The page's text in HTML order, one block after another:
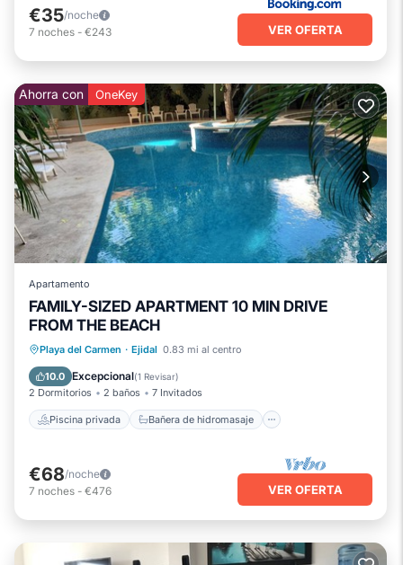
€35/noche
7 noches - €243 VER OFERTA
Ahorra con OneKey
Apartamento
FAMILY-SIZED APARTMENT 10 MIN DRIVE
FROM THE BEACH
Playa del Carmen · Ejidal 0.83 mi al centro
10.0 Excepcional(1 Revisar)
2 Dormitorios 2 baños 7 Invitados
Piscina privada Bañera de hidromasaje
Piscina privada
Bañera de hidromasaje
Aparcamiento
€68/noche
7 noches - €476 VER OFERTA